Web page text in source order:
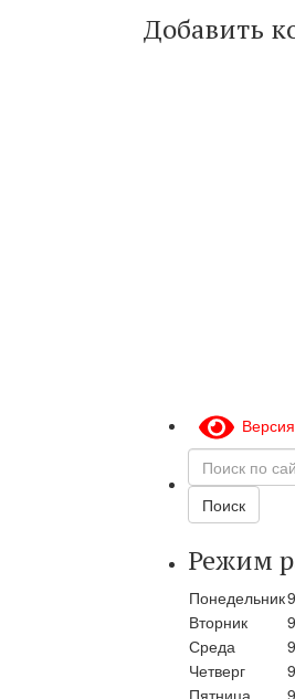
Добавить
Версия
Поиск
по
сайту
Поиск
Режим
Понедельник
Вторник
Среда
Четверг
Пятница